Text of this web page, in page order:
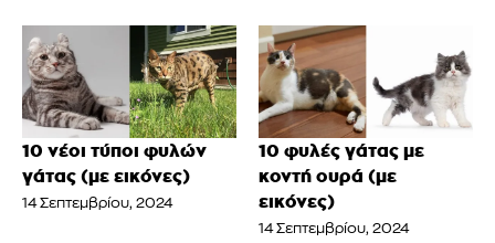
10 νέοι τύποι φυλών
γάτας (με εικόνες)
14 Σεπτεμβρίου, 2024
10 φυλές γάτας με
κοντή ουρά (με
εικόνες)
14 Σεπτεμβρίου, 2024